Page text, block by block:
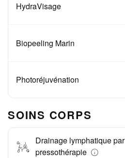
HydraVisage
Biopeeling Marin
Photoréjuvénation
SOINS CORPS
Drainage lymphatique par
pressothérapie